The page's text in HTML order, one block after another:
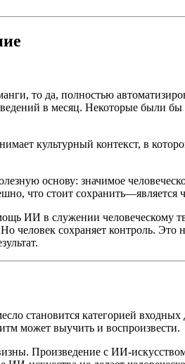
то да, полностью
в месяц. Некоторые были
культурный контекст, в
основу: значимое
что стоит сохранить—является
ИИ в служении человеческому
сохраняет контроль. Это
становится категорией
может выучить и воспроизвести.
Произведение с ИИ-